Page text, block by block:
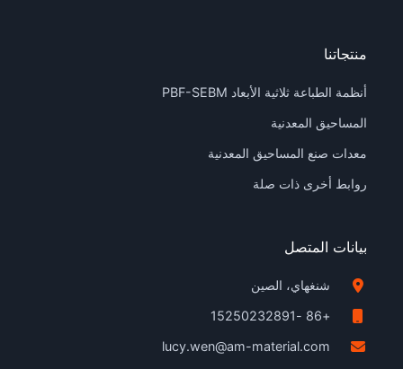
منتجاتنا
أنظمة الطباعة ثلاثية الأبعاد PBF-SEBM
المساحيق المعدنية
معدات صنع المساحيق المعدنية
روابط أخرى ذات صلة
بيانات المتصل
شنغهاي، الصين
+86 -15250232891
lucy.wen@am-material.com